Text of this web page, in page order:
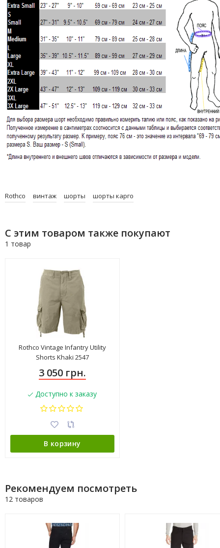
Rothco винтаж шорты шорты карго
С этим товаром также покупают
1 товар
Rothco Vintage Infantry Utility
Shorts Khaki 2547
3 050 грн.
Доступно к заказу
В корзину
Рекомендуем посмотреть
12 товаров